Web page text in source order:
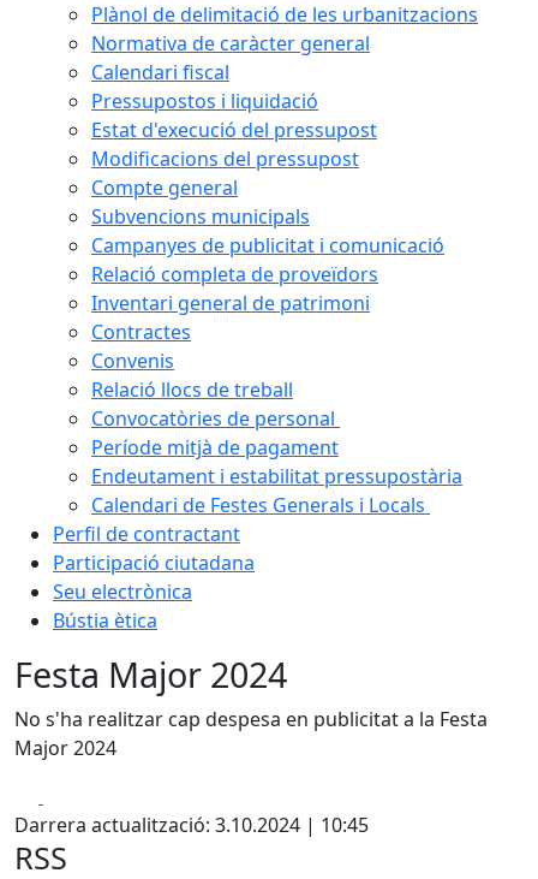
Plànol de delimitació de les urbanitzacions
Normativa de caràcter general
Calendari fiscal
Pressupostos i liquidació
Estat d'execució del pressupost
Modificacions del pressupost
Compte general
Subvencions municipals
Campanyes de publicitat i comunicació
Relació completa de proveïdors
Inventari general de patrimoni
Contractes
Convenis
Relació llocs de treball
Convocatòries de personal
Període mitjà de pagament
Endeutament i estabilitat pressupostària
Calendari de Festes Generals i Locals
Perfil de contractant
Participació ciutadana
Seu electrònica
Bústia ètica
Festa Major 2024
No s'ha realitzar cap despesa en publicitat a la Festa
Major 2024
Darrera actualització: 3.10.2024 | 10:45
RSS